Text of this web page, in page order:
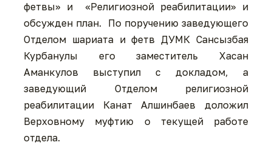
фетвы» и «Религиозной реабилитации» и
обсужден план. По поручению заведующего
Отделом шариата и фетв ДУМК Сансызбая
Курбанулы его заместитель Хасан
Аманкулов выступил с докладом, а
заведующий Отделом религиозной
реабилитации Канат Алшинбаев доложил
Верховному муфтию о текущей работе
отдела.